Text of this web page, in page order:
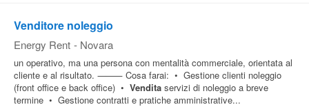
Blog
Venditore noleggio
Energy Rent - Novara
un operativo, ma una persona con mentalità commerciale, orientata al
cliente e al risultato. ⸻ Cosa farai: • Gestione clienti noleggio
(front office e back office) • Vendita servizi di noleggio a breve
termine • Gestione contratti e pratiche amministrative...